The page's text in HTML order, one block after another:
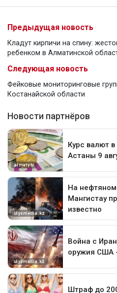
Предыдущая новость
Кладут кирпичи на спину:
ребенком в Алматинской
Следующая новость
Фейковые мониторинговые
Костанайской области